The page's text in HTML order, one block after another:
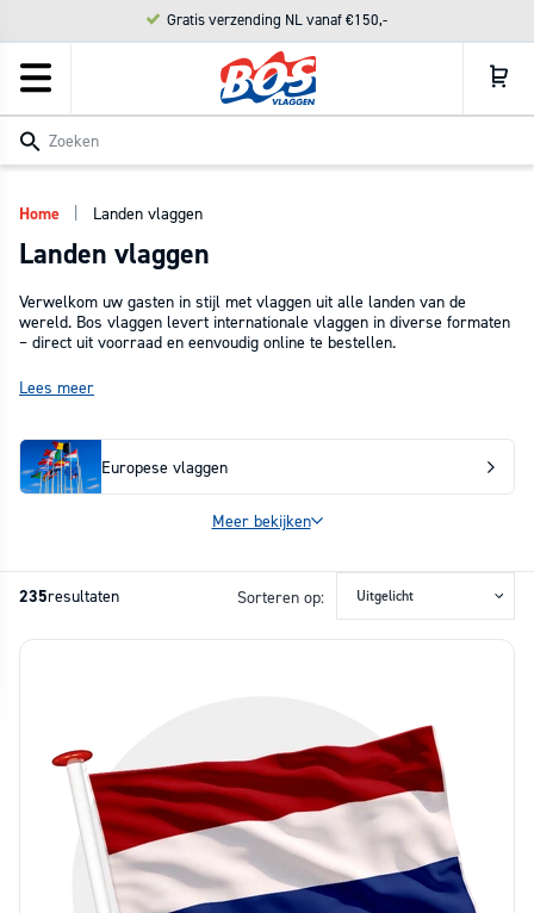
Meteen
naar de
Gratis verzending NL vanaf €150,-
Zoeken
Home | Landen vlaggen
Landen vlaggen
Verwelkom uw gasten in stijl met vlaggen uit alle landen van de
wereld. Bos vlaggen levert internationale vlaggen in diverse formaten
– direct uit voorraad en eenvoudig online te bestellen.
Lees meer
Europese vlaggen
Meer bekijken
235resultaten Sorteren op: